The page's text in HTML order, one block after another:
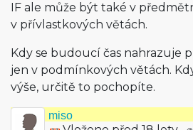
IF ale může být také v
v přívlastkových větách.
Kdy se budoucí čas nahrazuje
jen v podmínkových větách.
výše, určitě to pochopíte.
miso